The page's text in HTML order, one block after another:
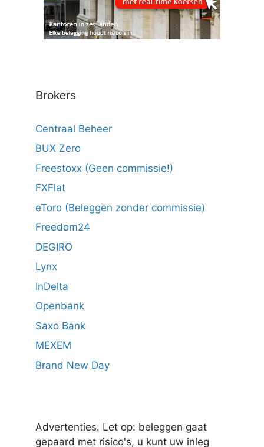
Brokers
Centraal Beheer
BUX Zero
Freestoxx (Geen commissie!)
FXFlat
eToro (Beleggen zonder commissie)
Freedom24
DEGIRO
Lynx
InDelta
Openbank
Saxo Bank
MEXEM
Brand New Day
Advertenties. Let op: beleggen gaat
gepaard met risico's, u kunt uw inleg